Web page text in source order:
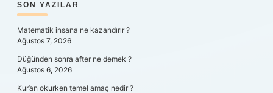
SIDEBAR
SON YAZILAR
Matematik insana ne kazandırır ?
Ağustos 7, 2026
Düğünden sonra after ne demek ?
Ağustos 6, 2026
Kur’an okurken temel amaç nedir ?